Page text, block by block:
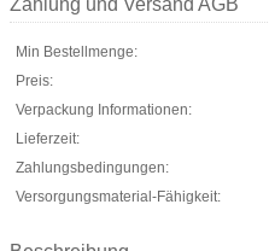
Min Bestellmenge:
Preis:
Verpackung Informationen:
Lieferzeit:
Zahlungsbedingungen:
Versorgungsmaterial-Fähigkeit: